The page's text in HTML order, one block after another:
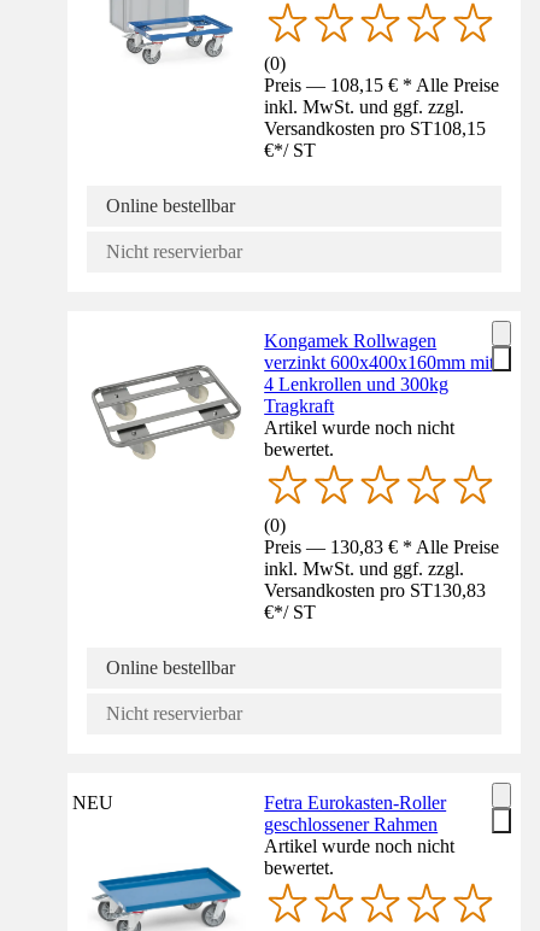
(0)
Preis — 108,15 € * Alle Preise
inkl. MwSt. und ggf. zzgl.
Versandkosten pro ST108,15
€*/ ST
Online bestellbar
Nicht reservierbar
Kongamek Rollwagen
verzinkt 600x400x160mm mit
4 Lenkrollen und 300kg
Tragkraft
Artikel wurde noch nicht
bewertet.
(0)
Preis — 130,83 € * Alle Preise
inkl. MwSt. und ggf. zzgl.
Versandkosten pro ST130,83
€*/ ST
Online bestellbar
Nicht reservierbar
NEU
Fetra Eurokasten-Roller
geschlossener Rahmen
Artikel wurde noch nicht
bewertet.